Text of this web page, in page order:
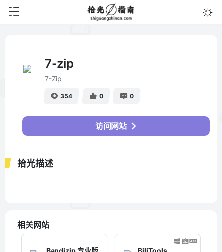
7-zip
7-Zip
354 0 0
访问网站
拾光描述
相关网站